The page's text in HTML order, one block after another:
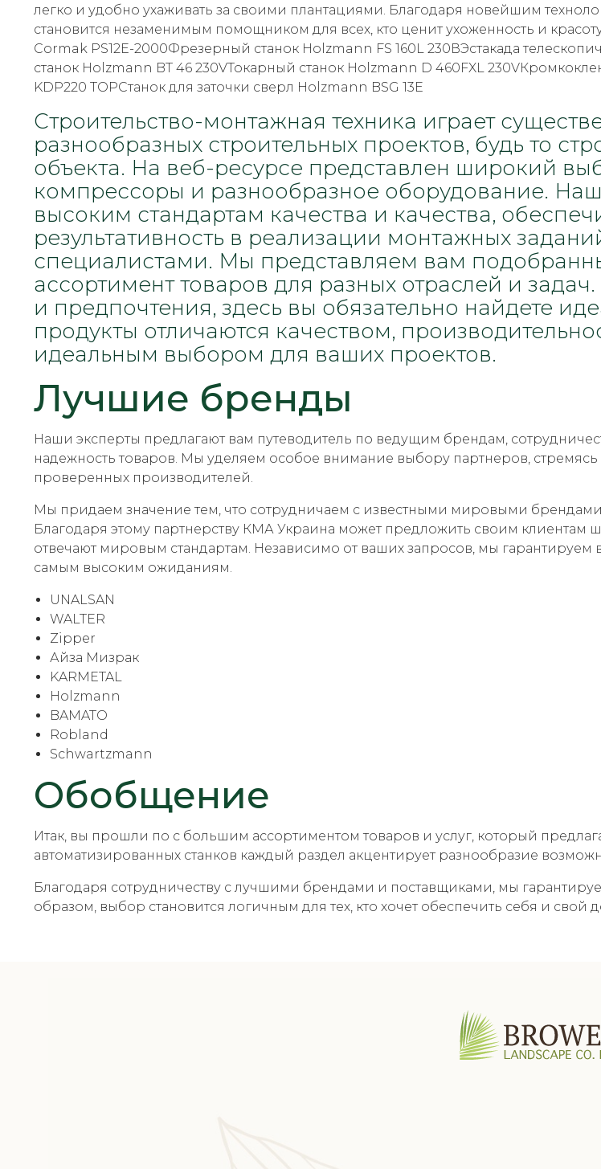
легко и удобно ухаживать за своими плантациями. Благодаря новейшим
становится незаменимым помощником для всех, кто ценит ухоженность и
Cormak PS12E-2000Фрезерный станок Holzmann FS 160L 230ВЭстакада
станок Holzmann BT 46 230VТокарный станок Holzmann D 460FXL
KDP220 TOPСтанок для заточки сверл Holzmann BSG 13E
Строительство-монтажная техника играет
разнообразных строительных проектов, будь то
объекта. На веб-ресурсе представлен широкий
компрессоры и разнообразное оборудование.
высоким стандартам качества и качества,
результативность в реализации монтажных
специалистами. Мы представляем вам
ассортимент товаров для разных отраслей и
и предпочтения, здесь вы обязательно найдете
продукты отличаются качеством,
идеальным выбором для ваших проектов.
Лучшие бренды
Наши эксперты предлагают вам путеводитель по ведущим брендам,
надежность товаров. Мы уделяем особое внимание выбору партнеров,
проверенных производителей.
Мы придаем значение тем, что сотрудничаем с известными мировыми
Благодаря этому партнерству КМА Украина может предложить своим
отвечают мировым стандартам. Независимо от ваших запросов, мы гарантируем
самым высоким ожиданиям.
UNALSAN
WALTER
Zipper
Айза Мизрак
KARMETAL
Holzmann
BAMATO
Robland
Schwartzmann
Обобщение
Итак, вы прошли по с большим ассортиментом товаров и услуг, который
автоматизированных станков каждый раздел акцентирует разнообразие
Благодаря сотрудничеству с лучшими брендами и поставщиками, мы
образом, выбор становится логичным для тех, кто хочет обеспечить себя и